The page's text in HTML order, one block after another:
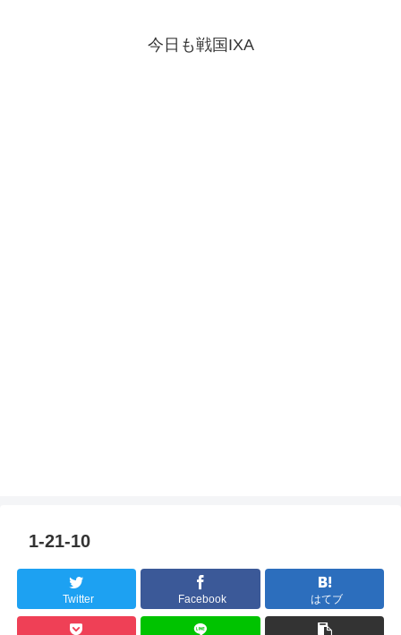
今日も戦国IXA
1-21-10
Twitter Facebook はてブ